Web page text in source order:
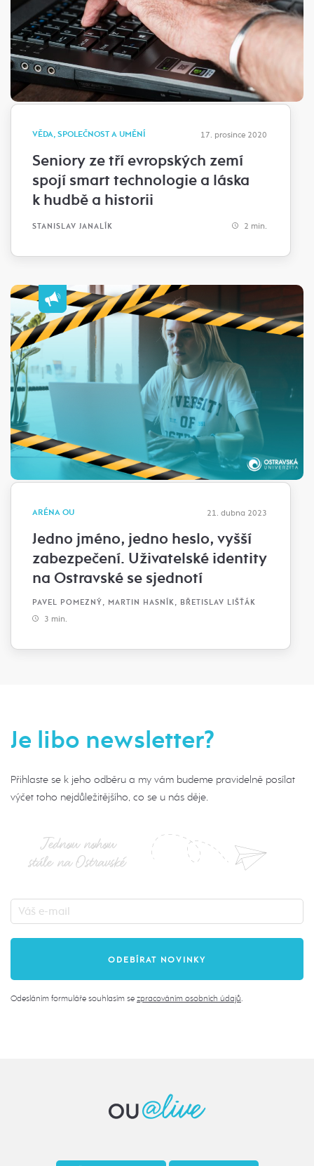
VĚDA, SPOLEČNOST A UMĚNÍ 17. prosince 2020
Seniory ze tří evropských zemí
spojí smart technologie a láska
k hudbě a historii
STANISLAV JANALÍK 2 min.
ARÉNA OU 21. dubna 2023
Jedno jméno, jedno heslo, vyšší
zabezpečení. Uživatelské identity
na Ostravské se sjednotí
PAVEL POMEZNÝ, MARTIN HASNÍK, BŘETISLAV LIŠŤÁK
3 min.
Je libo newsletter?
Přihlaste se k jeho odběru a my vám budeme pravidelně posílat
výčet toho nejdůležitějšího, co se u nás děje.
Jednou nohou
stále na Ostravské
Odesláním formuláře souhlasím se zpracováním osobních údajů